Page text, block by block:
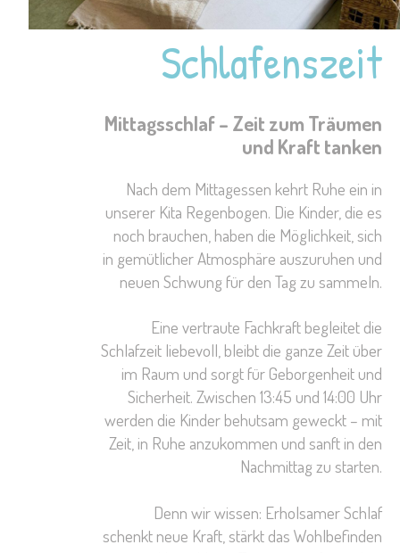
Schlafenszeit
Mittagsschlaf – Zeit zum Träumen
und Kraft tanken
Nach dem Mittagessen kehrt Ruhe ein in
unserer Kita Regenbogen. Die Kinder, die es
noch brauchen, haben die Möglichkeit, sich
in gemütlicher Atmosphäre auszuruhen und
neuen Schwung für den Tag zu sammeln.
Eine vertraute Fachkraft begleitet die
Schlafzeit liebevoll, bleibt die ganze Zeit über
im Raum und sorgt für Geborgenheit und
Sicherheit. Zwischen 13:45 und 14:00 Uhr
werden die Kinder behutsam geweckt – mit
Zeit, in Ruhe anzukommen und sanft in den
Nachmittag zu starten.
Denn wir wissen: Erholsamer Schlaf
schenkt neue Kraft, stärkt das Wohlbefinden